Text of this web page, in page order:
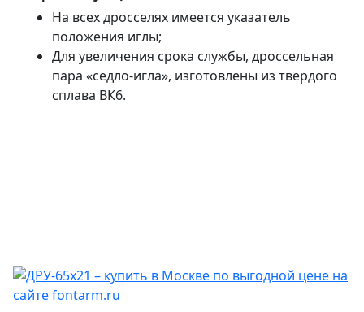
На всех дросселях имеется указатель
положения иглы;
Для увеличения срока службы, дроссельная
пара «седло-игла», изготовлены из твердого
сплава ВК6.